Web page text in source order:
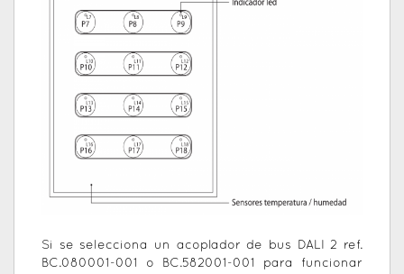
Si se selecciona un acoplador de bus DALI 2 ref.
BC.080001-001 o BC.582001-001 para funcionar